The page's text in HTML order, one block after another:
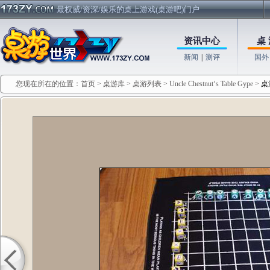
最权威/资深/娱乐的桌上游戏(桌游吧)门户
资讯中心
新闻 测评
桌
国外
您现在所在的位置： 首页 > 桌游库 > 桌游列表 > Uncle Chestnut‘s Table Gype > 桌